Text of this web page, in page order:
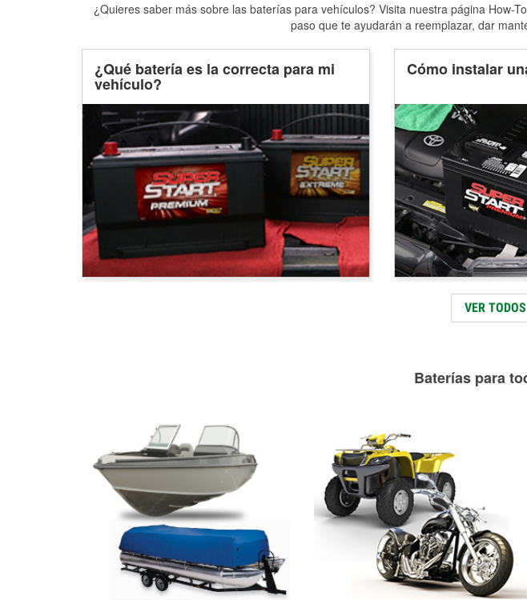
¿Quieres saber más sobre las baterías para vehículos? Visita nuestra página
paso que te ayudarán a reemplazar, dar
¿Qué batería es la correcta para mi
vehículo?
Cómo instalar
VER
Baterías para